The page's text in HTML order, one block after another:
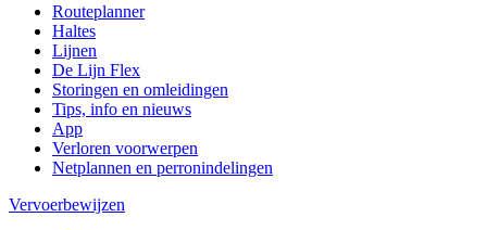
Routeplanner
Haltes
Lijnen
De Lijn Flex
Storingen en omleidingen
Tips, info en nieuws
App
Verloren voorwerpen
Netplannen en perronindelingen
Vervoerbewijzen